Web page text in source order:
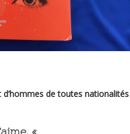
de toutes nationalités
«